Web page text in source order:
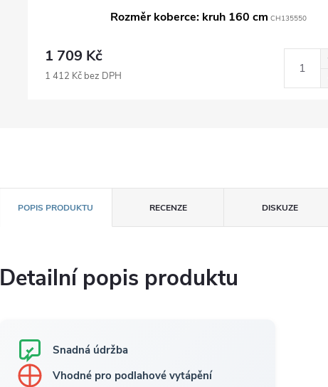
Rozměr koberce: kruh 160 cm CH135550
1 709 Kč
1 412 Kč bez DPH
POPIS PRODUKTU RECENZE DISKUZE
Detailní popis produktu
Snadná údržba
Vhodné pro podlahové vytápění